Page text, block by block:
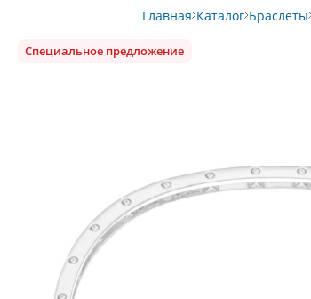
Главная Каталог Браслеты
Специальное предложение